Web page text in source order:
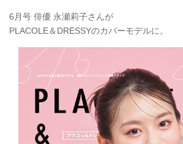
6月号 俳優 永瀬莉子さんが
PLACOLE＆DRESSYのカバーモデルに。